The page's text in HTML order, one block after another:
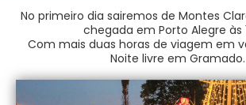
No primeiro dia sairemos de Montes
chegada em Porto Alegre às
Com mais duas horas de viagem em
Noite livre em Gramado.